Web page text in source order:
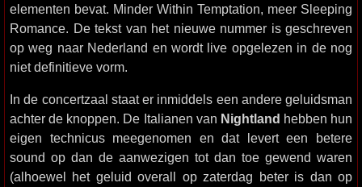
elementen bevat. Minder Within Temptation, meer Sleeping
Romance. De tekst van het nieuwe nummer is geschreven
op weg naar Nederland en wordt live opgelezen in de nog
niet definitieve vorm.
In de concertzaal staat er inmiddels een andere geluidsman
achter de knoppen. De Italianen van Nightland hebben hun
eigen technicus meegenomen en dat levert een betere
sound op dan de aanwezigen tot dan toe gewend waren
(alhoewel het geluid overall op zaterdag beter is dan op